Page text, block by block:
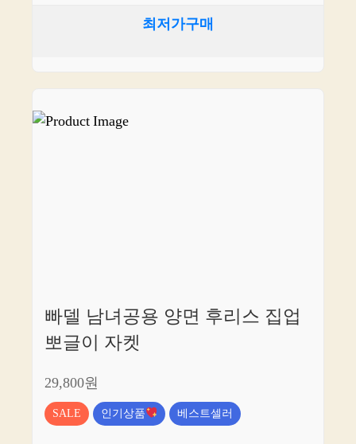
최저가구매
빠델 남녀공용 양면 후리스 집업
뽀글이 자켓
29,800원
SALE 인기상품 베스트셀러